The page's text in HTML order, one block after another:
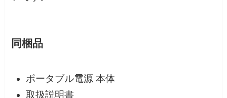
同梱品
ポータブル電源 本体
取扱説明書